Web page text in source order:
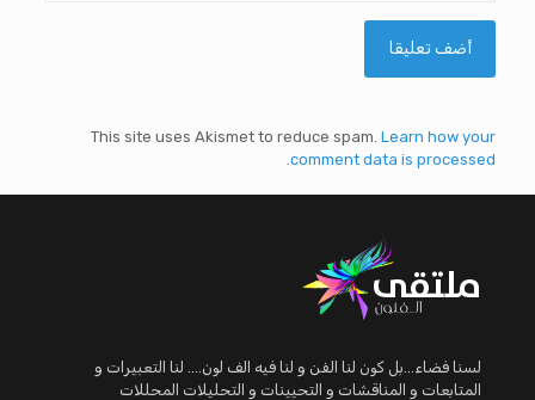
This site uses Akismet to reduce spam. Learn how your
comment data is processed.
لسنا فضاء...بل كون لنا الفن و لنا فيه الف لون.... لنا التعبيرات و
المتابعات و المناقشات و التحيينات و التحليلات المحللات